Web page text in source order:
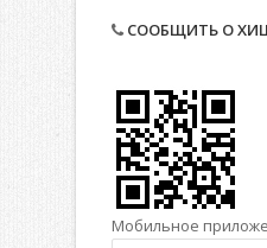
СООБЩИТЬ О
Мобильное